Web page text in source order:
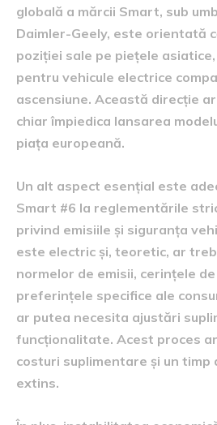
globală a mărcii Smart, sub
Daimler-Geely, este orientată
poziției sale pe piețele
pentru vehicule electrice
ascensiune. Această direcție
chiar împiedica lansarea
piața europeană.
Un alt aspect esențial este
Smart #6 la reglementările
privind emisiile și siguranța
este electric și, teoretic, ar
normelor de emisii, cerințele
preferințele specifice ale
ar putea necesita ajustări
funcționalitate. Acest proces
costuri suplimentare și un timp
extins.